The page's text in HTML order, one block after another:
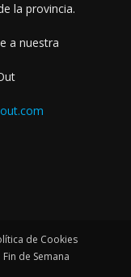
la provincia.
a nuestra
de Cookies
Fin de Semana